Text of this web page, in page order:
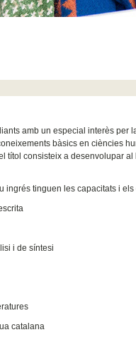
amb un especial interès
bàsics en ciències
títol consisteix a desenvolupar
ingrés tinguen les capacitats i
i de síntesi
catalana